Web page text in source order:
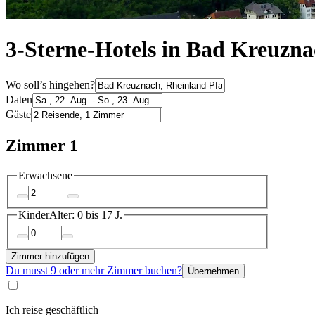
3-Sterne-Hotels in Bad
Wo soll’s hingehen?
Daten
Gäste
Zimmer 1
Erwachsene
KinderAlter: 0 bis 17 J.
Zimmer hinzufügen
Du musst 9 oder mehr Zimmer buchen? Übernehmen
Ich reise geschäftlich